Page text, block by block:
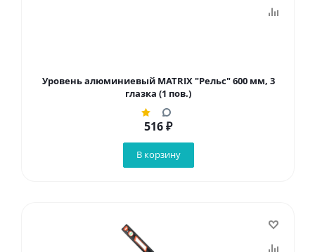
Уровень алюминиевый MATRIX "Рельс" 600 мм, 3
глазка (1 пов.)
516₽
В корзину